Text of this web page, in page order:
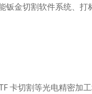
钣金切割软件系统、打
卡切割等光电精密加工